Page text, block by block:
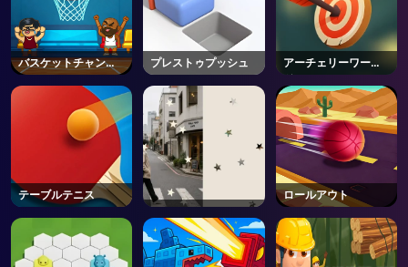
バスケットチャンプ
ス
プレストゥプッシュ
アーチェリーワール
ドツアー
テーブルテニス ロールアウト